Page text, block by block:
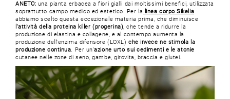
ANETO: una pianta erbacea a fiori gialli dai moltissimi benefici, utilizzata
soprattutto campo medico ed estetico. Per la linea corpo Sikelia
abbiamo scelto questa eccezionale materia prima, che diminuisce
l’attività della proteina killer (progerina), che tende a ridurre la
produzione di elastina e collagene, e al contempo aumenta la
produzione dell’enzima difensore (LOXL) che invece ne stimola la
produzione continua. Per un’azione urto sui cedimenti e le atonie
cutanee nelle zone di seno, gambe, girovita, braccia e glutei.